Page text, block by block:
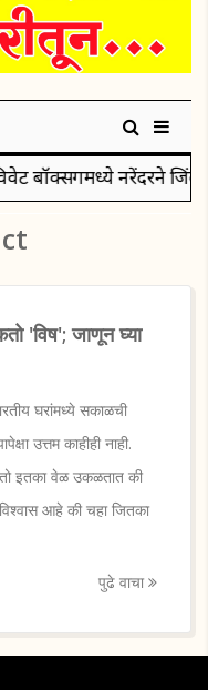
बॉक्सिंगमध्ये नरेंदरने
'विष'; जाणून घ्या
घरांमध्ये सकाळची
उत्तम काहीही नाही.
इतका वेळ उकळतात की
आहे की चहा जितका
पुढे वाचा